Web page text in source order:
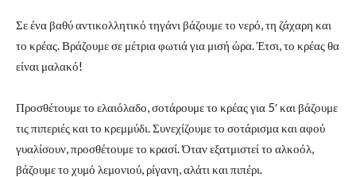
Σε ένα βαθύ αντικολλητικό τηγάνι βάζουμε το νερό, τη ζάχαρη και
το κρέας. Βράζουμε σε μέτρια φωτιά για μισή ώρα. Έτσι, το κρέας θα
είναι μαλακό!
Προσθέτουμε το ελαιόλαδο, σοτάρουμε το κρέας για 5′ και βάζουμε
τις πιπεριές και το κρεμμύδι. Συνεχίζουμε το σοτάρισμα και αφού
γυαλίσουν, προσθέτουμε το κρασί. Όταν εξατμιστεί το αλκοόλ,
βάζουμε το χυμό λεμονιού, ρίγανη, αλάτι και πιπέρι.